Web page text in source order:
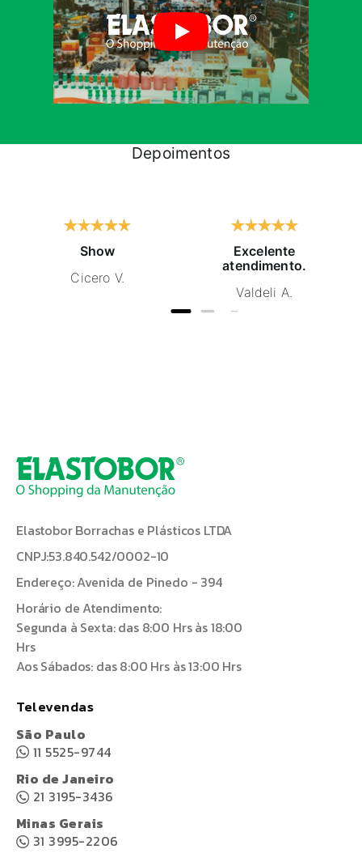
Depoimentos
Show
Cicero V.
Excelente
atendimento.
Valdeli A.
Elastobor Borrachas e Plásticos LTDA
CNPJ:53.840.542/0002-10
Endereço: Avenida de Pinedo - 394
Horário de Atendimento:
Segunda à Sexta: das 8:00 Hrs às 18:00
Hrs
Aos Sábados: das 8:00 Hrs às 13:00 Hrs
Televendas
São Paulo
11 5525-9744
Rio de Janeiro
21 3195-3436
Minas Gerais
31 3995-2206